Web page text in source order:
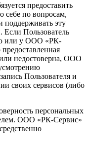
предоставить
по вопросам,
поддерживать эту
Пользователь
или у ООО «РК-
недостоверна, ООО
Пользователя и
своих сервисов (либо
персональных
ООО «РК-Сервис»